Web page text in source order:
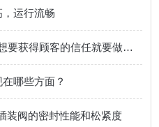
运行流畅
贺德克电磁阀WSM的厂家想要获得顾客的信任就要做到这三点
哪些方面？
装阀的密封性能和松紧度